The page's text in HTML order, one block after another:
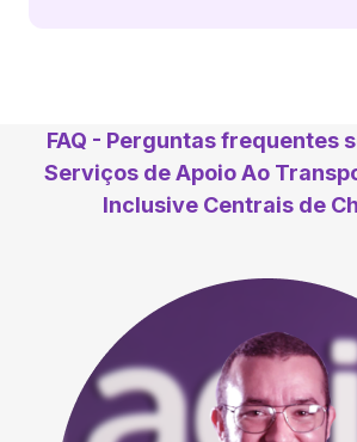
FAQ - Perguntas frequentes
Serviços de Apoio Ao
Inclusive Centrais de